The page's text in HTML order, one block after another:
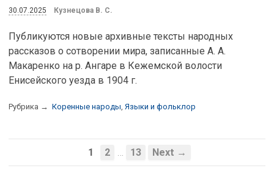
30.07.2025 Кузнецова В. С.
Публикуются новые архивные тексты народных
рассказов о сотворении мира, записанные А. А.
Макаренко на р. Ангаре в Кежемской волости
Енисейского уезда в 1904 г.
Рубрика → Коренные народы, Языки и фольклор
1 2 13 Next →